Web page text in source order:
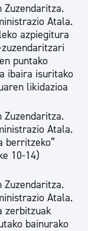
Zuzendaritza.
Atala.
azpiegitura
puntako
ibaira isuritako
likidazioa
Zuzendaritza.
Atala.
berritzeko”
10-14)
Zuzendaritza.
Atala.
zerbitzuak
bainurako